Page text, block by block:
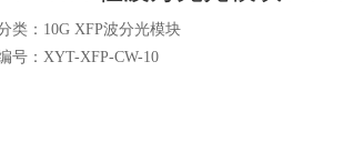
类：10G XFP波分光模块
号：XYT-XFP-CW-10